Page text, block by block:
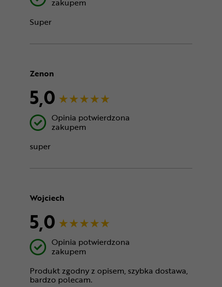
zakupem
Super
Zenon
5,0
Opinia potwierdzona
zakupem
super
Wojciech
5,0
Opinia potwierdzona
zakupem
Produkt zgodny z opisem, szybka dostawa,
bardzo polecam.